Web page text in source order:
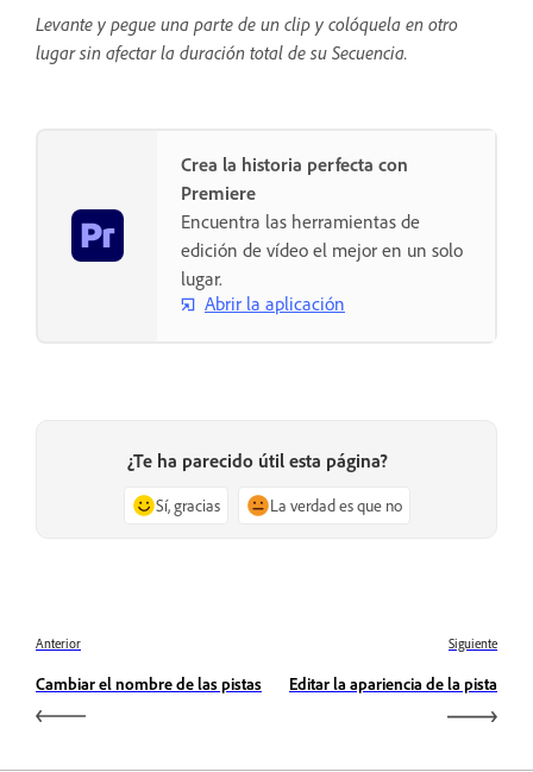
Levante y pegue una parte de un clip y colóquela en otro
lugar sin afectar la duración total de su Secuencia.
Crea la historia perfecta con
Premiere
Encuentra las herramientas de
edición de vídeo el mejor en un solo
lugar.
Abrir la aplicación
¿Te ha parecido útil esta página?
Sí, gracias La verdad es que no
Anterior
Cambiar el nombre de las pistas
Siguiente
Editar la apariencia de la pista